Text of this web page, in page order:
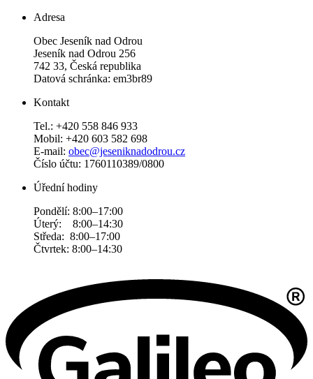
Adresa
Obec Jeseník nad Odrou
Jeseník nad Odrou 256
742 33, Česká republika
Datová schránka: em3br89
Kontakt
Tel.: +420 558 846 933
Mobil: +420 603 582 698
E-mail: obec@jeseniknadodrou.cz
Číslo účtu: 1760110389/0800
Úřední hodiny
Pondělí: 8:00–17:00
Úterý: 8:00–14:30
Středa: 8:00–17:00
Čtvrtek: 8:00–14:30